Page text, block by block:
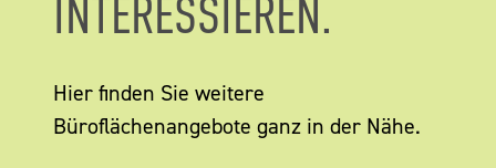
INTERESSIEREN.
Hier finden Sie weitere
Büroflächenangebote ganz in der Nähe.